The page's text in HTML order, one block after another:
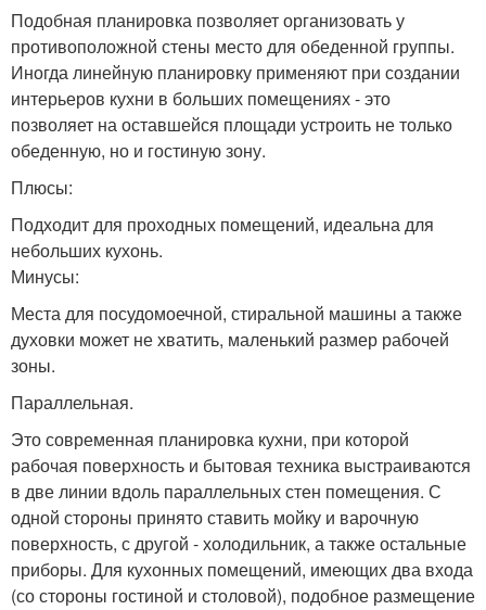
Подобная планировка позволяет организовать у
противоположной стены место для обеденной группы.
Иногда линейную планировку применяют при создании
интерьеров кухни в больших помещениях - это
позволяет на оставшейся площади устроить не только
обеденную, но и гостиную зону.
Плюсы:
Подходит для проходных помещений, идеальна для
небольших кухонь.
Минусы:
Места для посудомоечной, стиральной машины а также
духовки может не хватить, маленький размер рабочей
зоны.
Параллельная.
Это современная планировка кухни, при которой
рабочая поверхность и бытовая техника выстраиваются
в две линии вдоль параллельных стен помещения. С
одной стороны принято ставить мойку и варочную
поверхность, с другой - холодильник, а также остальные
приборы. Для кухонных помещений, имеющих два входа
(со стороны гостиной и столовой), подобное размещение